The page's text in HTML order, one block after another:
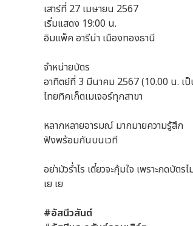
เสาร์ที่ 27 เมษายน 2567
เริ่มแสดง 19:00 น.
อิมแพ็ค อารีน่า เมืองทองธานี
จำหน่ายบัตร
อาทิตย์ที่ 3 มีนาคม 2567 (10.00 น. เ
ไทยทิคเก็ตเมเจอร์ทุกสาขา
หลากหลายอารมณ์ มากมายความรู้สึก
ฟังพร้อมกันบนเวที
อย่ามัวร่ำไร เดี๋ยวจะกุ้มใจ เพราะกดบัตร
เย เย
#อัสนีวสันต์